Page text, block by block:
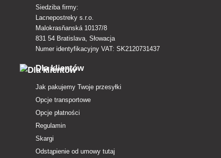
Siedziba firmy:
Lacnepostreky s.r.o.
Malokrasňanská 10137/8
831 54 Bratislava, Słowacja
Numer identyfikacyjny VAT: SK2120731437
Dla klientów
Jak pakujemy Twoje przesyłki
Opcje transportowe
Opcje płatności
Regulamin
Skargi
Odstąpienie od umowy tutaj